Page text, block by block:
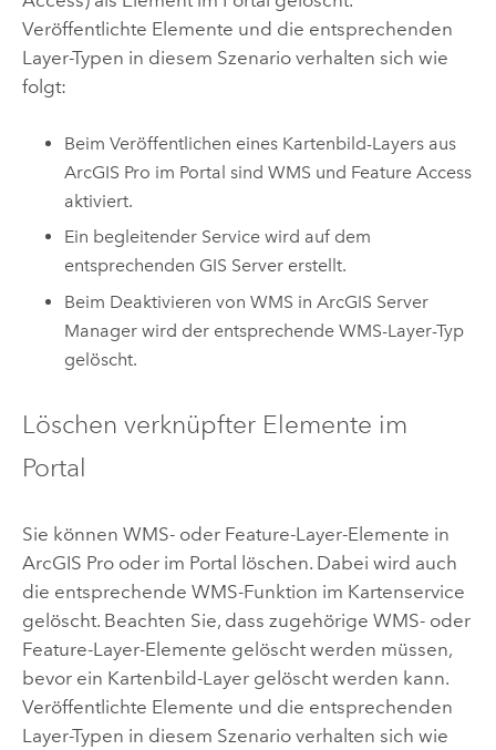
Veröffentlichte Elemente und die entsprechenden
Layer-Typen in diesem Szenario verhalten sich wie
folgt:
Beim Veröffentlichen eines Kartenbild-Layers aus
ArcGIS Pro im Portal sind WMS und Feature Access
aktiviert.
Ein begleitender Service wird auf dem
entsprechenden GIS Server erstellt.
Beim Deaktivieren von WMS inArcGIS Server
Manager wird der entsprechende WMS-Layer-Typ
gelöscht.
Löschen verknüpfter Elemente im
Portal
Sie können WMS- oder Feature-Layer-Elemente in
ArcGIS Prooder im Portal löschen. Dabei wird auch
die entsprechende WMS-Funktion im Kartenservice
gelöscht. Beachten Sie, dass zugehörige WMS- oder
Feature-Layer-Elemente gelöscht werden müssen,
bevor ein Kartenbild-Layer gelöscht werden kann.
Veröffentlichte Elemente und die entsprechenden
Layer-Typen in diesem Szenario verhalten sich wie